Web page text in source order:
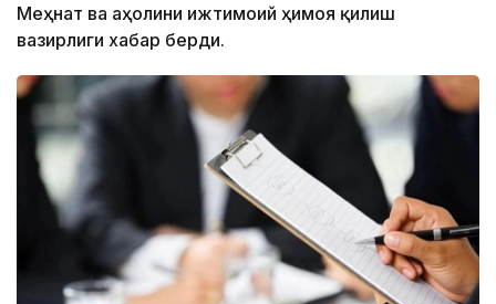
Меҳнат ва аҳолини ижтимоий ҳимоя қилиш
вазирлиги хабар берди.